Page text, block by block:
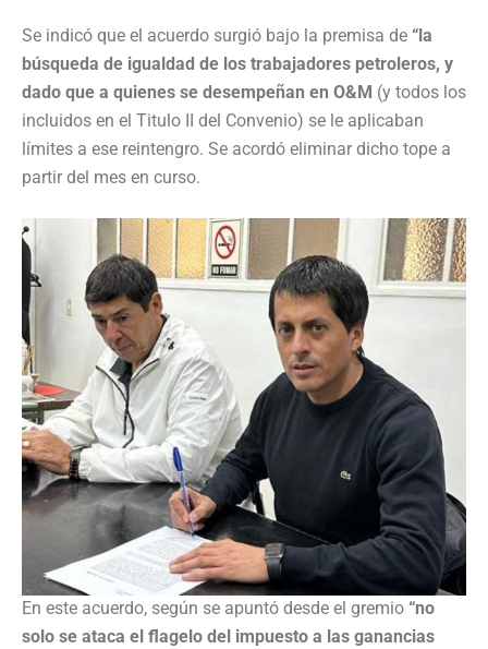
Se indicó que el acuerdo surgió bajo la premisa de “la
búsqueda de igualdad de los trabajadores petroleros, y
dado que a quienes se desempeñan en O&M (y todos los
incluidos en el Titulo II del Convenio) se le aplicaban
límites a ese reintengro. Se acordó eliminar dicho tope a
partir del mes en curso.
En este acuerdo, según se apuntó desde el gremio “no
solo se ataca el flagelo del impuesto a las ganancias